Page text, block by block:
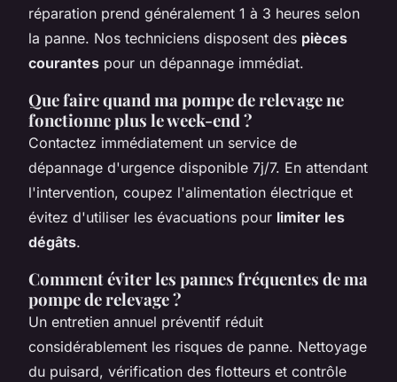
réparation prend généralement 1 à 3 heures selon
la panne. Nos techniciens disposent des pièces
courantes pour un dépannage immédiat.
Que faire quand ma pompe de relevage ne
fonctionne plus le week-end ?
Contactez immédiatement un service de
dépannage d'urgence disponible 7j/7. En attendant
l'intervention, coupez l'alimentation électrique et
évitez d'utiliser les évacuations pour limiter les
dégâts.
Comment éviter les pannes fréquentes de ma
pompe de relevage ?
Un entretien annuel préventif réduit
considérablement les risques de panne. Nettoyage
du puisard, vérification des flotteurs et contrôle